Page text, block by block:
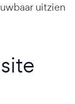
uitzien